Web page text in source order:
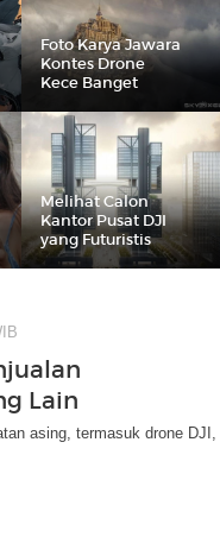
Foto Karya Jawara
Kontes Drone
Kece Banget
Melihat Calon
Kantor Pusat DJI
yang Futuristis
Lain
asing, termasuk drone DJI,